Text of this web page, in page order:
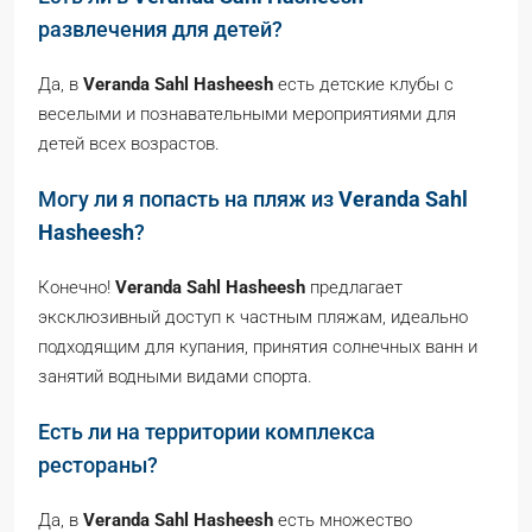
развлечения для детей?
Да, в Veranda Sahl Hasheesh есть детские клубы с
веселыми и познавательными мероприятиями для
детей всех возрастов.
Могу ли я попасть на пляж изVeranda Sahl
Hasheesh?
Конечно! Veranda Sahl Hasheesh предлагает
эксклюзивный доступ к частным пляжам, идеально
подходящим для купания, принятия солнечных ванн и
занятий водными видами спорта.
Есть ли на территории комплекса
рестораны?
Да, в Veranda Sahl Hasheesh есть множество